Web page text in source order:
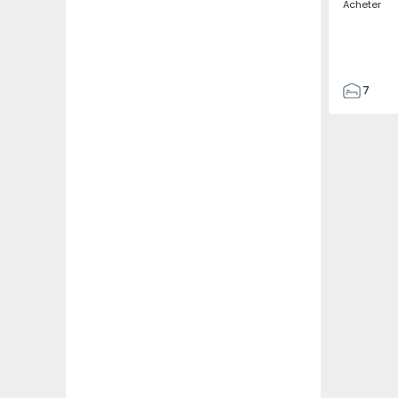
Acheter
7